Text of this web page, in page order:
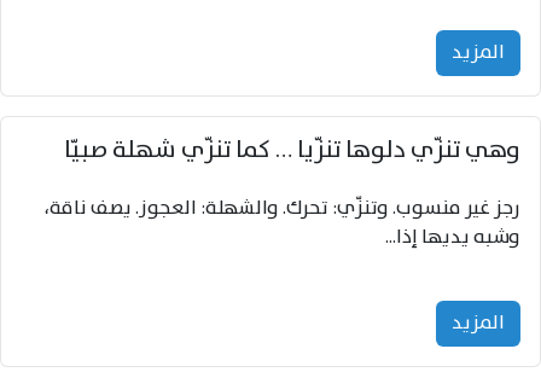
المزید
وهي تنزّي دلوها تنزّيا … كما تنزّي شهلة صبيّا
رجز غير منسوب. وتنزّي: تحرك. والشهلة: العجوز. يصف ناقة،
وشبه يديها إذا...
المزید